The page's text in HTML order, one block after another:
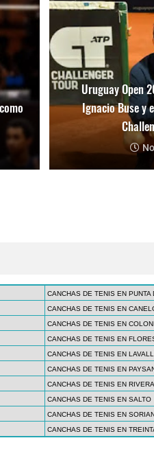
Uruguay Open
Ignacio Buse y
CANCHAS DE TENIS EN PUNTA
CANCHAS DE TENIS EN
CANCHAS DE TENIS EN
CANCHAS DE TENIS EN
CANCHAS DE TENIS EN
CANCHAS DE TENIS EN
CANCHAS DE TENIS EN RIVERA
CANCHAS DE TENIS EN SALTO
CANCHAS DE TENIS EN
CANCHAS DE TENIS EN